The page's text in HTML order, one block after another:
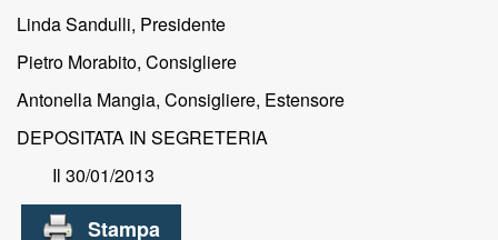
Linda Sandulli, Presidente
Pietro Morabito, Consigliere
Antonella Mangia, Consigliere, Estensore
DEPOSITATA IN SEGRETERIA
Il 30/01/2013